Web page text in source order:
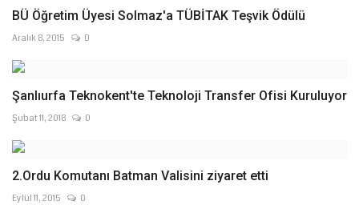
BÜ Öğretim Üyesi Solmaz'a TÜBİTAK Teşvik Ödülü
Aralık 8, 2015 0
Şanlıurfa Teknokent'te Teknoloji Transfer Ofisi Kuruluyor
Şubat 11, 2018 0
2.Ordu Komutanı Batman Valisini ziyaret etti
Eylül 11, 2015 0